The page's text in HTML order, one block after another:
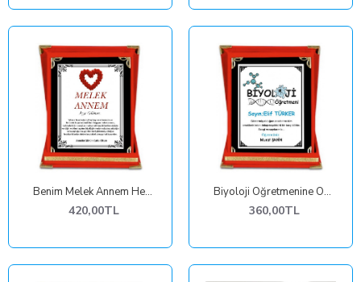
Benim Melek Annem Hediyeleri
420,00TL
Biyoloji Öğretmenine Özel Kadife Plaket
360,00TL